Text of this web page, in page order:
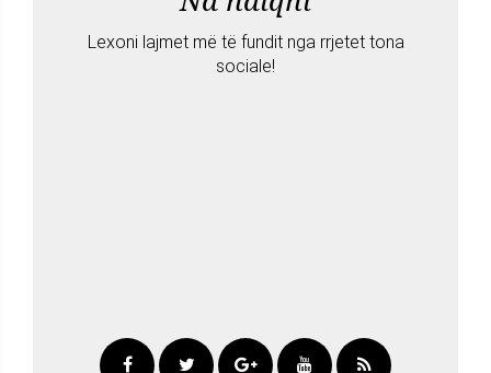
Lexoni lajmet më të fundit nga rrjetet tona
sociale!